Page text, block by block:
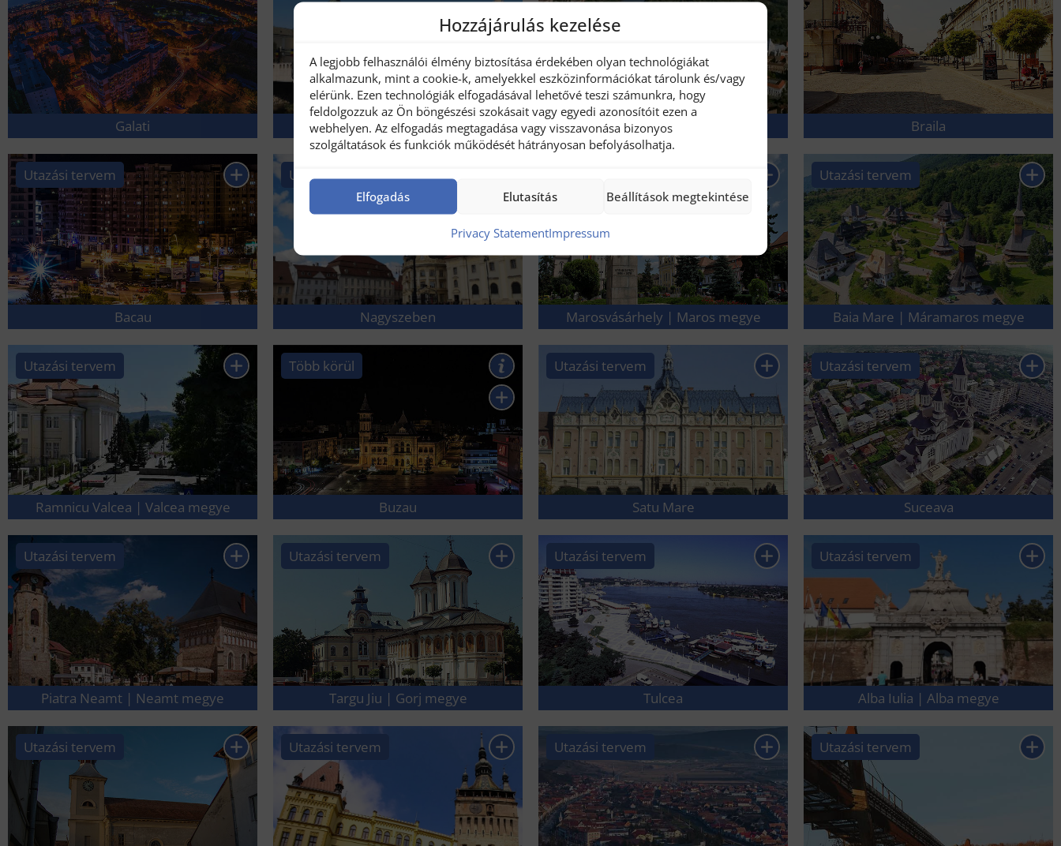
Hozzájárulás kezelése
A legjobb felhasználói élmény biztosítása érdekében olyan technológiákat
alkalmazunk, mint a cookie-k, amelyekkel eszközinformációkat tárolunk és/vagy
elérünk. Ezen technológiák elfogadásával lehetővé teszi számunkra, hogy
feldolgozzuk az Ön böngészési szokásait vagy egyedi azonosítóit ezen a
webhelyen. Az elfogadás megtagadása vagy visszavonása bizonyos
szolgáltatások és funkciók működését hátrányosan befolyásolhatja.
Elfogadás Elutasítás Beállítások megtekintése
Privacy StatementImpressum
Galati Oradea | Bihor megye Arad Braila
Utazási tervem
Bacau
Utazási tervem
Nagyszeben Marosvásárhely | Maros megye
Utazási tervem
Baia Mare | Máramaros megye
Utazási tervem
Ramnicu Valcea | Valcea megye
Több körül
Buzau
Utazási tervem
Satu Mare
Utazási tervem
Suceava
Utazási tervem
Piatra Neamt | Neamt megye
Utazási tervem
Targu Jiu | Gorj megye
Utazási tervem
Tulcea
Utazási tervem
Alba Iulia | Alba megye
Utazási tervem Utazási tervem Utazási tervem Utazási tervem